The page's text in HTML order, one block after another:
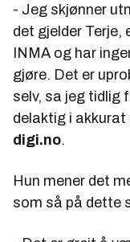
- Jeg skjønner
det gjelder Terje,
INMA og har
gjøre. Det er
selv, sa jeg tidlig
delaktig i akkurat
digi.no.
Hun mener det
som så på dette